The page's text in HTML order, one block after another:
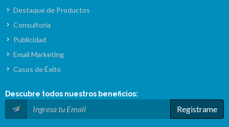
Destaque de Productos
Consultoría
Publicidad
Email Marketing
Casos de Éxito
Descubre todos nuestros beneficios:
Registrame